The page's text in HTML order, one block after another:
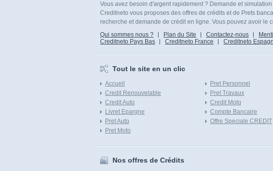
Vous avez besoin d'argent rapidement ? Demande et
Creditneto vous proposes des offres de crédits et de Prets
recherche et demande de crédit en ligne. Vous pouvez avoir le
Qui sommes nous ?
Plan du Site Contactez-nous
Creditneto Pays Bas
Creditneto France Creditneto
Tout le site en un clic
Accueil
Credit Renouvelable
Credit Auto
Livret Epargne
Pret Auto
Pret Moto
Pret Personnel
Pret Travaux
Credit Moto
Compte Bancaire
Offre Speciale CREDIT
Nos offres de Crédits